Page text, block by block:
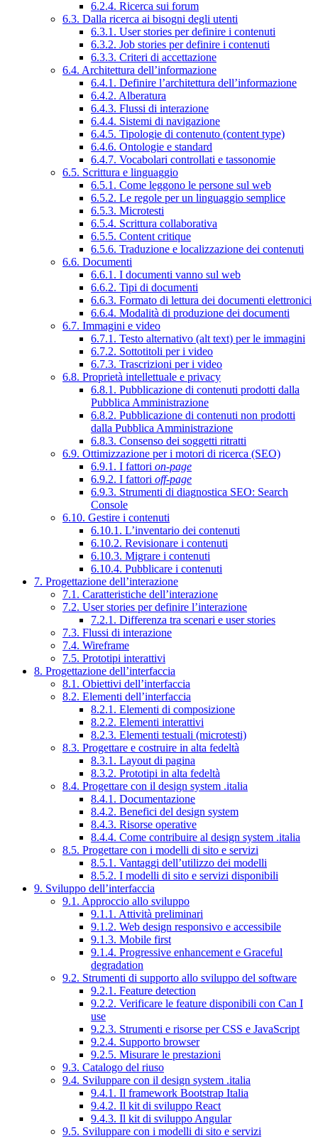
6.2.4. Ricerca sui forum
6.3. Dalla ricerca ai bisogni degli utenti
6.3.1. User stories per definire i contenuti
6.3.2. Job stories per definire i contenuti
6.3.3. Criteri di accettazione
6.4. Architettura dell’informazione
6.4.1. Definire l’architettura dell’informazione
6.4.2. Alberatura
6.4.3. Flussi di interazione
6.4.4. Sistemi di navigazione
6.4.5. Tipologie di contenuto (content type)
6.4.6. Ontologie e standard
6.4.7. Vocabolari controllati e tassonomie
6.5. Scrittura e linguaggio
6.5.1. Come leggono le persone sul web
6.5.2. Le regole per un linguaggio semplice
6.5.3. Microtesti
6.5.4. Scrittura collaborativa
6.5.5. Content critique
6.5.6. Traduzione e localizzazione dei contenuti
6.6. Documenti
6.6.1. I documenti vanno sul web
6.6.2. Tipi di documenti
6.6.3. Formato di lettura dei documenti elettronici
6.6.4. Modalità di produzione dei documenti
6.7. Immagini e video
6.7.1. Testo alternativo (alt text) per le immagini
6.7.2. Sottotitoli per i video
6.7.3. Trascrizioni per i video
6.8. Proprietà intellettuale e privacy
6.8.1. Pubblicazione di contenuti prodotti dalla
Pubblica Amministrazione
6.8.2. Pubblicazione di contenuti non prodotti
dalla Pubblica Amministrazione
6.8.3. Consenso dei soggetti ritratti
6.9. Ottimizzazione per i motori di ricerca (SEO)
6.9.1. I fattori on-page
6.9.2. I fattori off-page
6.9.3. Strumenti di diagnostica SEO: Search
Console
6.10. Gestire i contenuti
6.10.1. L’inventario dei contenuti
6.10.2. Revisionare i contenuti
6.10.3. Migrare i contenuti
6.10.4. Pubblicare i contenuti
7. Progettazione dell’interazione
7.1. Caratteristiche dell’interazione
7.2. User stories per definire l’interazione
7.2.1. Differenza tra scenari e user stories
7.3. Flussi di interazione
7.4. Wireframe
7.5. Prototipi interattivi
8. Progettazione dell’interfaccia
8.1. Obiettivi dell’interfaccia
8.2. Elementi dell’interfaccia
8.2.1. Elementi di composizione
8.2.2. Elementi interattivi
8.2.3. Elementi testuali (microtesti)
8.3. Progettare e costruire in alta fedeltà
8.3.1. Layout di pagina
8.3.2. Prototipi in alta fedeltà
8.4. Progettare con il design system .italia
8.4.1. Documentazione
8.4.2. Benefici del design system
8.4.3. Risorse operative
8.4.4. Come contribuire al design system .italia
8.5. Progettare con i modelli di sito e servizi
8.5.1. Vantaggi dell’utilizzo dei modelli
8.5.2. I modelli di sito e servizi disponibili
9. Sviluppo dell’interfaccia
9.1. Approccio allo sviluppo
9.1.1. Attività preliminari
9.1.2. Web design responsivo e accessibile
9.1.3. Mobile first
9.1.4. Progressive enhancement e Graceful
degradation
9.2. Strumenti di supporto allo sviluppo del software
9.2.1. Feature detection
9.2.2. Verificare le feature disponibili con Can I
use
9.2.3. Strumenti e risorse per CSS e JavaScript
9.2.4. Supporto browser
9.2.5. Misurare le prestazioni
9.3. Catalogo del riuso
9.4. Sviluppare con il design system .italia
9.4.1. Il framework Bootstrap Italia
9.4.2. Il kit di sviluppo React
9.4.3. Il kit di sviluppo Angular
9.5. Sviluppare con i modelli di sito e servizi